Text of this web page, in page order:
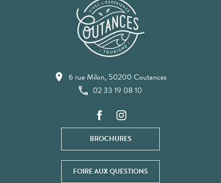
6 rue Milon, 50200 Coutances
02 33 19 08 10
BROCHURES
FOIRE AUX QUESTIONS